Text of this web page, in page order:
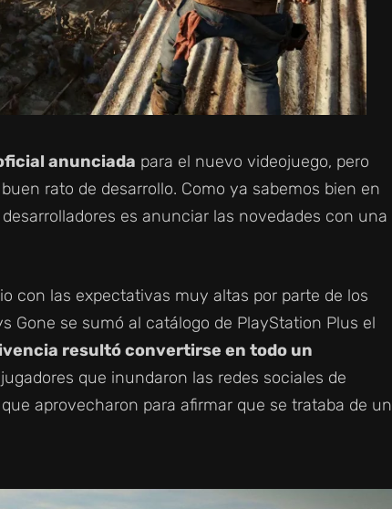
anunciada para el nuevo videojuego, pero
rato de desarrollo. Como ya sabemos bien en
es anunciar las novedades con una
con las expectativas muy altas por parte de los
Gone se sumó al catálogo de PlayStation Plus el
resultó convertirse en todo un
que inundaron las redes sociales de
aprovecharon para afirmar que se trataba de un